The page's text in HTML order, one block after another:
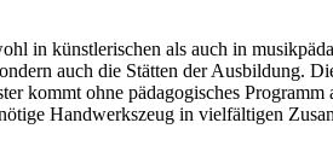
in künstlerischen als auch in
auch die Stätten der Ausbildung.
kommt ohne pädagogisches
Handwerkszeug in vielfältigen